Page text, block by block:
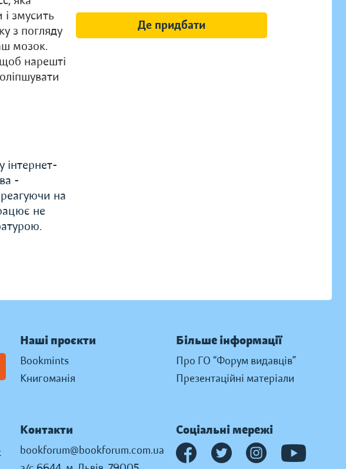
змусить
з погляду
мозок.
нарешті
інтернет-
-
на
не
Де придбати
Наші проєкти
Bookmints
Книгоманія
Більше інформації
Про ГО “Форум видавців”
Презентаційні матеріали
Контакти
bookforum@bookforum.com.ua
Соціальні мережі